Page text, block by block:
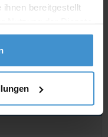
bereitgestellt